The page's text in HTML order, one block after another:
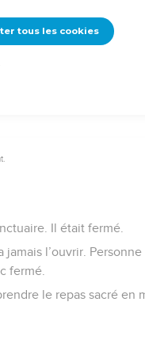
une Bible imprimée, rendez-
Il était fermé.
l’ouvrir. Personne
fermé.
le repas sacré en
tous les cookies